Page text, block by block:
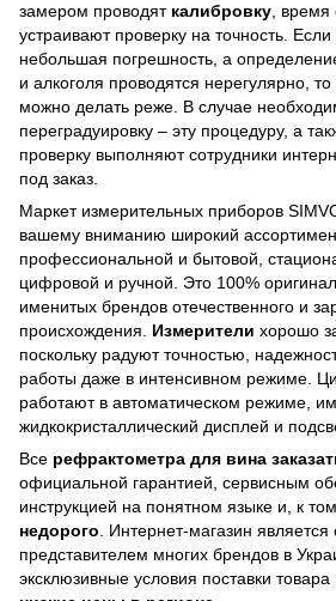
замером проводят калибровку ,
устраивают проверку на точность. Если
небольшая погрешность, а
и алкоголя проводятся нерегулярно, то
можно делать реже. В случае
переградуировку – эту процедуру, а
проверку выполняют сотрудники
под заказ.
Маркет измерительных приборов
вашему вниманию широкий
профессиональной и бытовой,
цифровой и ручной. Это 100%
именитых брендов отечественного и
происхождения. Измерители хорошо
поскольку радуют точностью,
работы даже в интенсивном режиме.
работают в автоматическом режиме,
жидкокристаллический дисплей и
Все рефрактометра для вина
официальной гарантией, сервисным
инструкцией на понятном языке и, к
недорого . Интернет-магазин
представителем многих брендов в
эксклюзивные условия поставки